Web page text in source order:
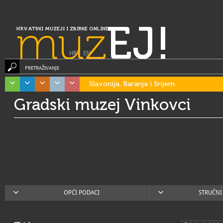
HRVATSKI MUZEJI I ZBIRKE ONLINE
muzEJ!
HR| EN
PRETRAŽIVANJE
Slavonija, Baranja i Srijem
Gradski muzej Vinkovci
OPĆI PODACI